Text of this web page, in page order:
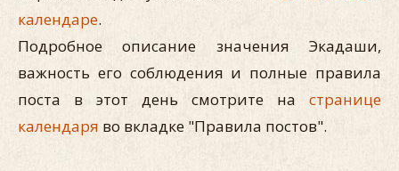
календаре.
Подробное описание значения Экадаши,
важность его соблюдения и полные правила
поста в этот день смотрите на странице
календаря во вкладке "Правила постов".